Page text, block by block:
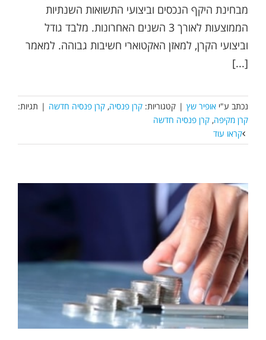
מבחינת היקף הנכסים וביצועי התשואות השנתיות
הממוצעות לאורך 3 השנים האחרונות. מלבד גודל
וביצועי הקרן, למאזן האקטוארי חשיבות גבוהה. למאמר
[...]
נכתב ע"י אופיר שץ | קטגוריות: קרן פנסיה, קרן פנסיה חדשה | תגיות:
קרן מקיפה, קרן פנסיה חדשה
קראו עוד